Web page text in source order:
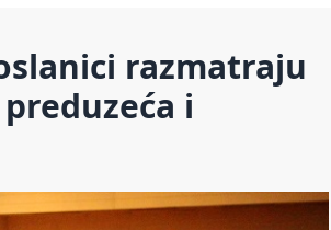
razmatraju
i